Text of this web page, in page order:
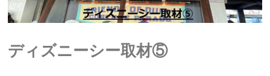
ディズニーシー取材⑤